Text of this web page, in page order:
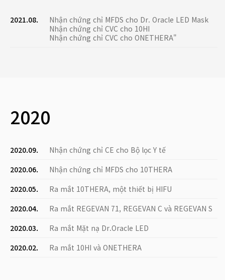
2021.08.
Nhận chứng chỉ MFDS cho Dr. Oracle LED Mask
Nhận chứng chỉ CVC cho 10HI
Nhận chứng chỉ CVC cho ONETHERA"
2020
2020.09.
Nhận chứng chỉ CE cho Bộ lọc Y tế
2020.06.
Nhận chứng chỉ MFDS cho 10THERA
2020.05.
Ra mắt 10THERA, một thiết bị HIFU
2020.04.
Ra mắt REGEVAN 71, REGEVAN C và REGEVAN S
2020.03.
Ra mắt Mặt nạ Dr.Oracle LED
2020.02.
Ra mắt 10HI và ONETHERA